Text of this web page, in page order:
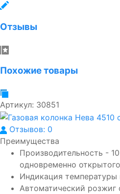
Отзывы
Похожие товары
Артикул: 30851
Отзывов: 0
Преимущества
Производительность -
одновременно
Индикация
Автоматический розжиг